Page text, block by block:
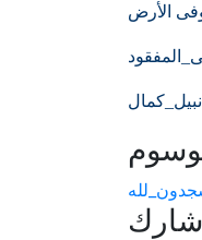
الأرض
شارك